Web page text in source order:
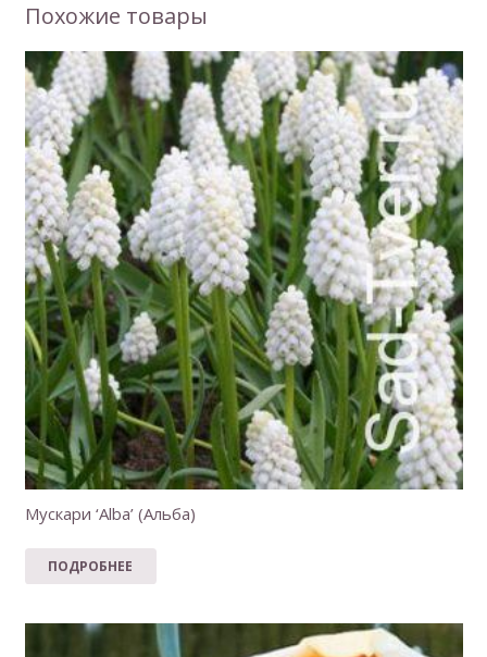
Похожие товары
Мускари ‘Alba’ (Альба)
ПОДРОБНЕЕ